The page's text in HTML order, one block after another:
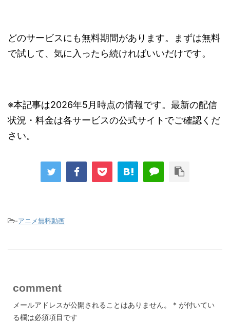
どのサービスにも無料期間があります。まずは無料
で試して、気に入ったら続ければいいだけです。
※本記事は2026年5月時点の情報です。最新の配信
状況・料金は各サービスの公式サイトでご確認くだ
さい。
-アニメ無料動画
comment
メールアドレスが公開されることはありません。 * が付いてい
る欄は必須項目です